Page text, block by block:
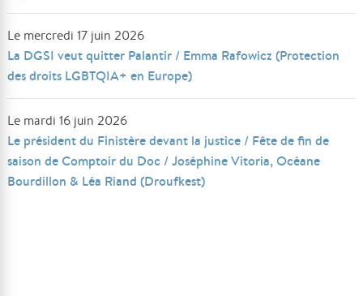
Le mercredi 17 juin 2026
La DGSI veut quitter Palantir / Emma Rafowicz (Protection
des droits LGBTQIA+ en Europe)
Le mardi 16 juin 2026
Le président du Finistère devant la justice / Fête de fin de
saison de Comptoir du Doc / Joséphine Vitoria, Océane
Bourdillon & Léa Riand (Droufkest)